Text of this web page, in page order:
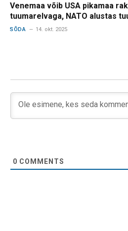
Venemaa võib USA pikamaa
tuumarelvaga, NATO alustas
SÕDA 14. okt. 2025
0 COMMENTS